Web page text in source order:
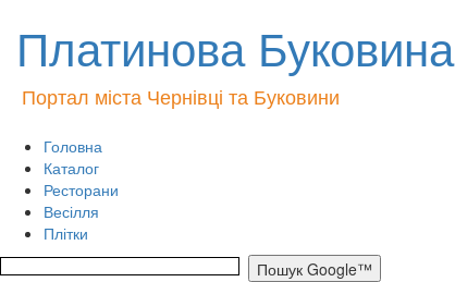
Платинова Буковина
Портал міста Чернівці та Буковини
Головна
Каталог
Ресторани
Весілля
Плітки